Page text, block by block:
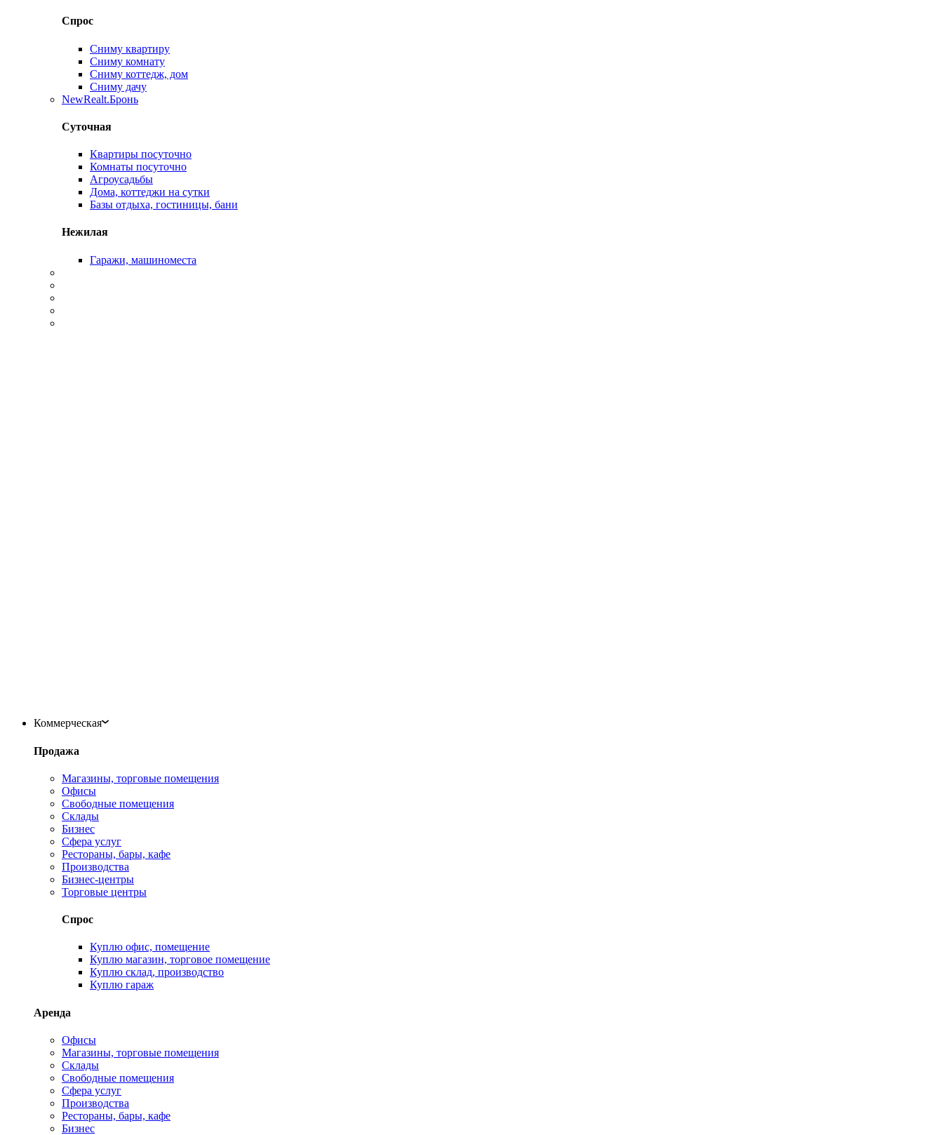
Спрос
Сниму квартиру
Сниму комнату
Сниму коттедж, дом
Сниму дачу
NewRealt.Бронь
Суточная
Квартиры посуточно
Комнаты посуточно
Агроусадьбы
Дома, коттеджи на сутки
Базы отдыха, гостиницы, бани
Нежилая
Гаражи, машиноместа
Коммерческая
Продажа
Магазины, торговые помещения
Офисы
Свободные помещения
Склады
Бизнес
Сфера услуг
Рестораны, бары, кафе
Производства
Бизнес-центры
Торговые центры
Спрос
Куплю офис, помещение
Куплю магазин, торговое помещение
Куплю склад, производство
Куплю гараж
Аренда
Офисы
Магазины, торговые помещения
Склады
Свободные помещения
Сфера услуг
Производства
Рестораны, бары, кафе
Бизнес